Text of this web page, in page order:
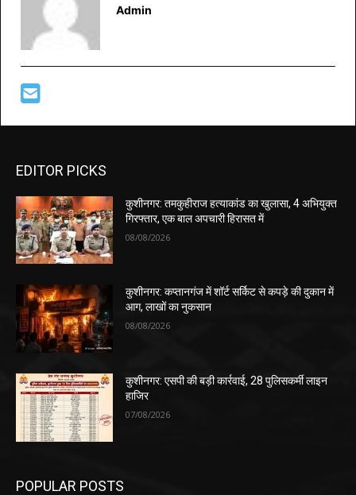
Admin
EDITOR PICKS
कुशीनगर: तमकुहीराज हत्याकांड का खुलासा, 4 अभियुक्त
गिरफ्तार, एक बाल अपचारी हिरासत में
08/08/2026
कुशीनगर: कप्तानगंज में शॉर्ट सर्किट से कपड़े की दुकान में
आग, लाखों का नुकसान
08/08/2026
कुशीनगर: एसपी की बड़ी कार्रवाई, 28 पुलिसकर्मी लाइन
हाजिर
07/08/2026
POPULAR POSTS